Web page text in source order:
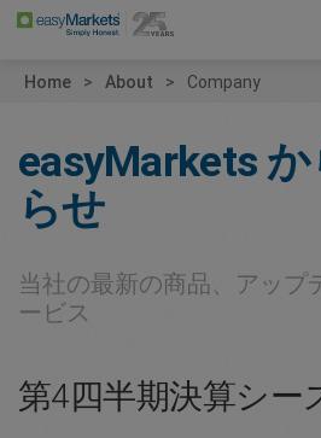
Home About Company
easyMarkets
らせ
当社の最新の商品、アップ
ービス
第4四半期決算シー